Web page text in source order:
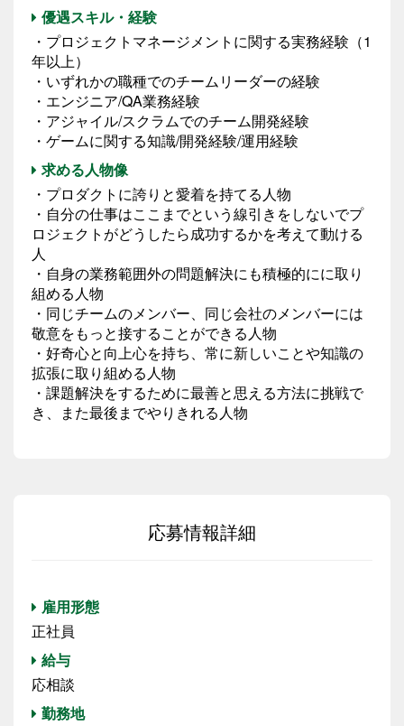
優遇スキル・経験
・プロジェクトマネージメントに関する実務経験（1
年以上）
・いずれかの職種でのチームリーダーの経験
・エンジニア/QA業務経験
・アジャイル/スクラムでのチーム開発経験
・ゲームに関する知識/開発経験/運用経験
求める人物像
・プロダクトに誇りと愛着を持てる人物
・自分の仕事はここまでという線引きをしないでプ
ロジェクトがどうしたら成功するかを考えて動ける
人
・自身の業務範囲外の問題解決にも積極的にに取り
組める人物
・同じチームのメンバー、同じ会社のメンバーには
敬意をもっと接することができる人物
・好奇心と向上心を持ち、常に新しいことや知識の
拡張に取り組める人物
・課題解決をするために最善と思える方法に挑戦で
き、また最後までやりきれる人物
応募情報詳細
雇用形態
正社員
給与
応相談
勤務地